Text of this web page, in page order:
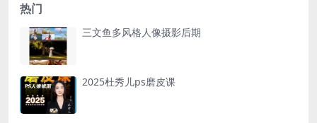
热门
三文鱼多风格人像摄影后期
2025杜秀儿ps磨皮课